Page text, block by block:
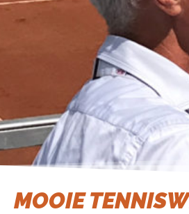
MOOIE